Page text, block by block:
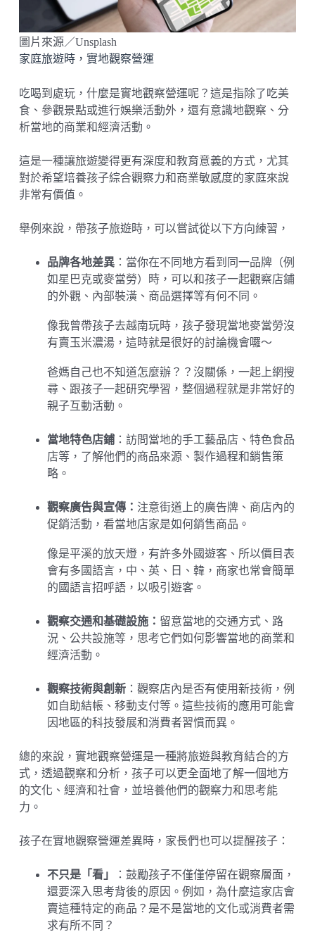
圖片來源／Unsplash
家庭旅遊時，實地觀察營運
吃喝到處玩，什麼是實地觀察營運呢？這是指除了吃美
食、參觀景點或進行娛樂活動外，還有意識地觀察、分
析當地的商業和經濟活動。
這是一種讓旅遊變得更有深度和教育意義的方式，尤其
對於希望培養孩子綜合觀察力和商業敏感度的家庭來說
非常有價值。
舉例來說，帶孩子旅遊時，可以嘗試從以下方向練習，
品牌各地差異：當你在不同地方看到同一品牌（例
如星巴克或麥當勞）時，可以和孩子一起觀察店鋪
的外觀、內部裝潢、商品選擇等有何不同。
像我曾帶孩子去越南玩時，孩子發現當地麥當勞沒
有賣玉米濃湯，這時就是很好的討論機會囉～
爸媽自己也不知道怎麼辦？？沒關係，一起上網搜
尋、跟孩子一起研究學習，整個過程就是非常好的
親子互動活動。
當地特色店鋪：訪問當地的手工藝品店、特色食品
店等，了解他們的商品來源、製作過程和銷售策
略。
觀察廣告與宣傳： 注意街道上的廣告牌、商店內的
促銷活動，看當地店家是如何銷售商品。
像是平溪的放天燈，有許多外國遊客、所以價目表
會有多國語言，中、英、日、韓，商家也常會簡單
的國語言招呼語，以吸引遊客。
觀察交通和基礎設施： 留意當地的交通方式、路
況、公共設施等，思考它們如何影響當地的商業和
經濟活動。
觀察技術與創新：觀察店內是否有使用新技術，例
如自助結帳、移動支付等。這些技術的應用可能會
因地區的科技發展和消費者習慣而異。
總的來說，實地觀察營運是一種將旅遊與教育結合的方
式，透過觀察和分析，孩子可以更全面地了解一個地方
的文化、經濟和社會，並培養他們的觀察力和思考能
力。
孩子在實地觀察營運差異時，家長們也可以提醒孩子：
不只是「看」
：鼓勵孩子不僅僅停留在觀察層面，
還要深入思考背後的原因。例如，為什麼這家店會
賣這種特定的商品？是不是當地的文化或消費者需
求有所不同？